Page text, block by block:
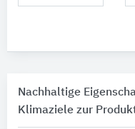
Nachhaltige
Klimaziele zur